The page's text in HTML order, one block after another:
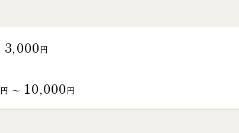
3,000円
円 〜 10,000円